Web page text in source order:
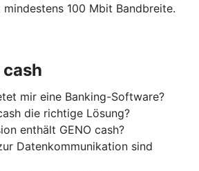
100 Mbit Bandbreite.
cash
mir eine Banking-Software?
die richtige Lösung?
enthält GENO cash?
Datenkommunikation sind